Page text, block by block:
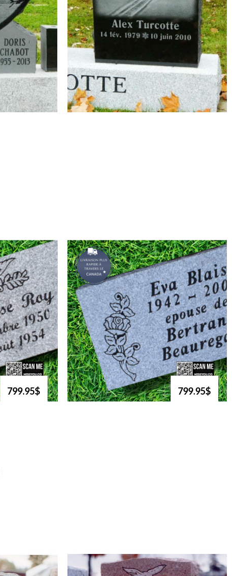
799.95$ 799.95$